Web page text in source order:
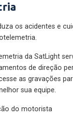
os acidentes e
da SatLight
de direção
as gravações
sua equipe.
do motorista